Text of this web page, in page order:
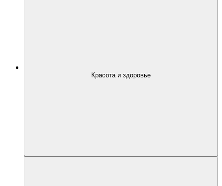
Красота и здоровье